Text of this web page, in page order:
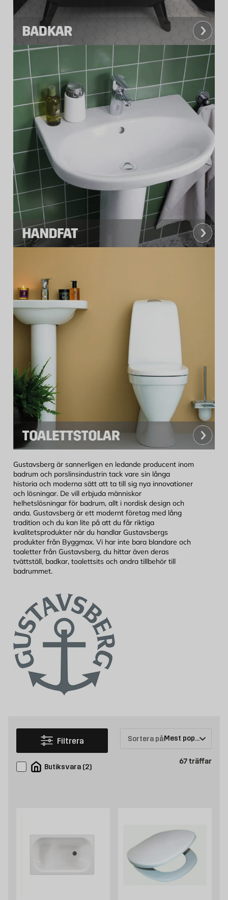
Gustavsberg är sannerligen en ledande producent inom
badrum och porslinsindustrin tack vare sin långa
historia och moderna sätt att ta till sig nya innovationer
och lösningar. De vill erbjuda människor
helhetslösningar för badrum, allt i nordisk design och
anda. Gustavsberg är ett modernt företag med lång
tradition och du kan lite på att du får riktiga
kvalitetsprodukter när du handlar Gustavsbergs
produkter från Byggmax. Vi har inte bara blandare och
toaletter från Gustavsberg, du hittar även deras
tvättställ, badkar, toalettsits och andra tillbehör till
badrummet.
Filtrera
Butiksvara (2)
Sortera på:
67träffar